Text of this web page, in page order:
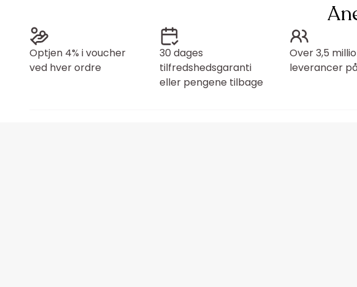
Optjen 4% i voucher
ved hver ordre
30 dages
tilfredshedsgaranti
eller pengene tilbage
Over 3,5
leverancer